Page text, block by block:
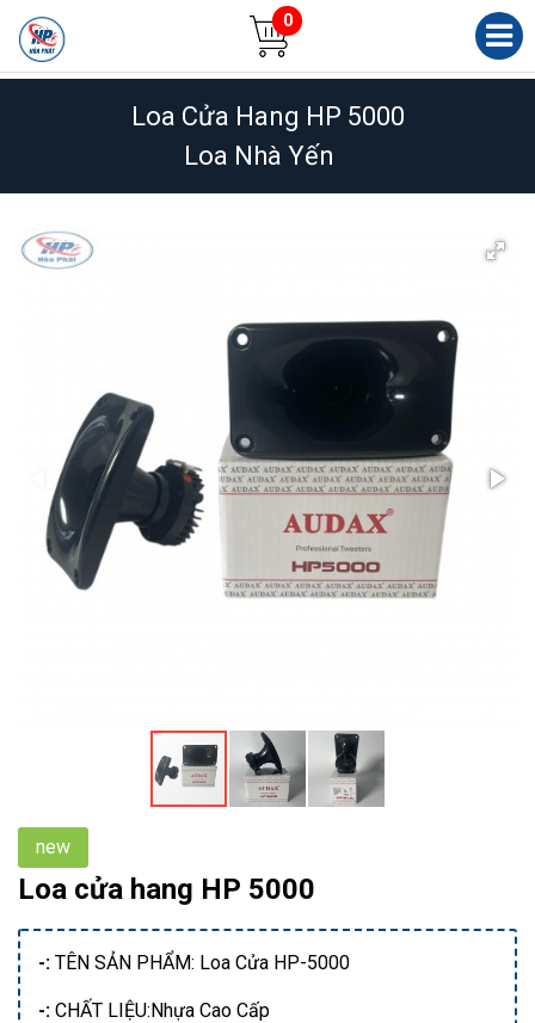
0
Loa Cửa Hang HP 5000
Loa Nhà Yến
new
Loa cửa hang HP 5000
-: TÊN SẢN PHẨM: Loa Cửa HP-5000
-: CHẤT LIỆU:Nhựa Cao Cấp